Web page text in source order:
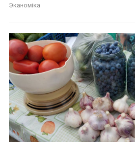
Эканоміка